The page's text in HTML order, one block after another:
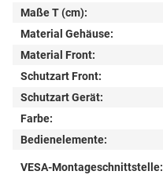
Maße T (cm):
Material Gehäuse:
Material Front:
Schutzart Front:
Schutzart Gerät:
Farbe:
Bedienelemente:
VESA-Montageschnittstelle: